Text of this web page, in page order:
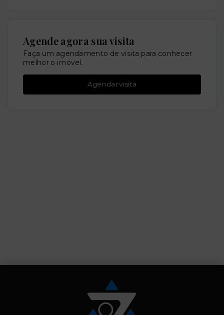
Agende agora sua visita
Faça um agendamento de visita para conhecer
melhor o imóvel.
Agendar visita